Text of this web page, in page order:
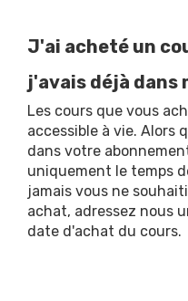
J'ai acheté un
j'avais déjà dans
Les cours que vous
accessible à vie. Alors
dans votre
uniquement le temps
jamais vous ne
achat, adressez nous
date d'achat du cours.